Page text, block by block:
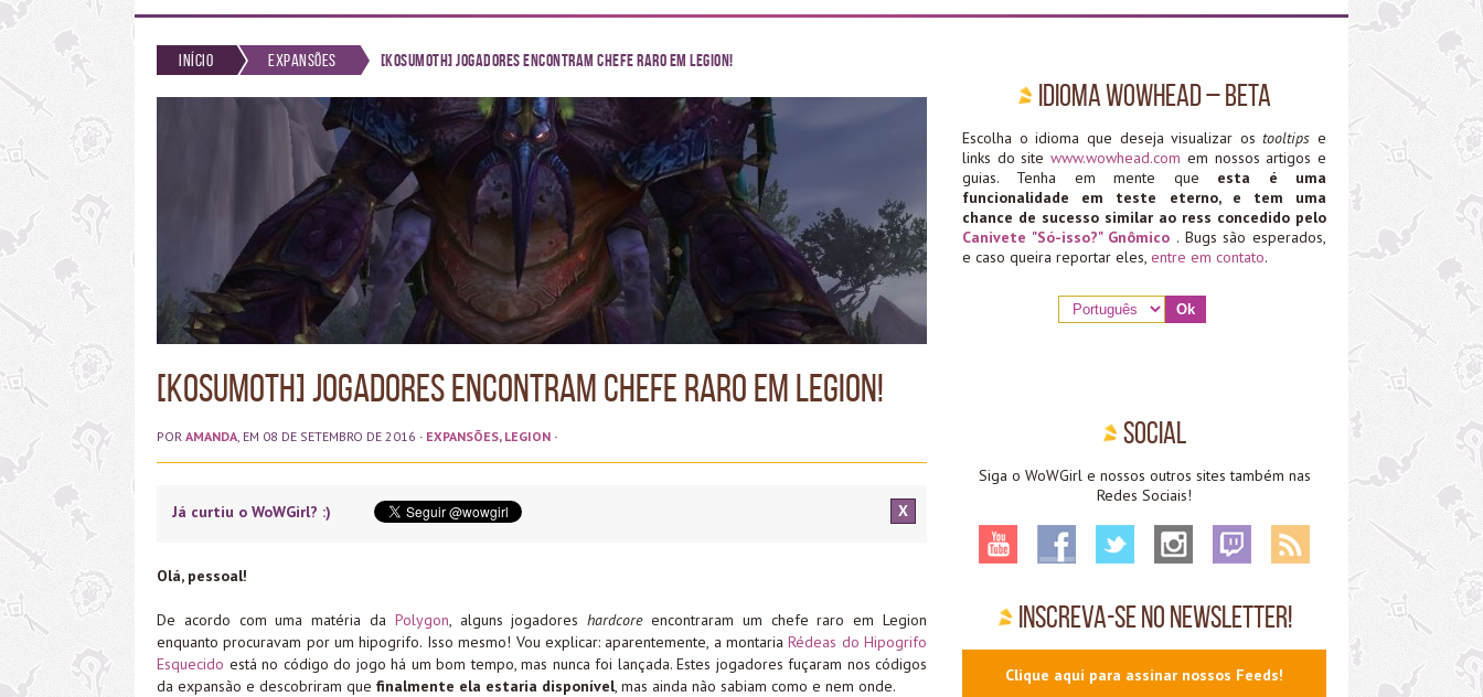
Início Expansões [Kosumoth] Jogadores Encontram Chefe Raro em Legion!
[Kosumoth] Jogadores Encontram Chefe Raro em Legion!
POR AMANDA, EM 08 DE SETEMBRO DE 2016 · EXPANSÕES, LEGION ·
Já curtiu o WoWGirl? :) X
Olá, pessoal!
De acordo com uma matéria da Polygon, alguns jogadoreshardcoreencontraram um chefe raro em Legion
enquanto procuravam por um hipogrifo. Isso mesmo! Vou explicar: aparentemente, a montariaRédeas do Hipogrifo
Esquecido está no código do jogo há um bom tempo, mas nunca foi lançada. Estes jogadores fuçaram nos códigos
da expansão e descobriram que finalmente ela estaria disponível, mas ainda não sabiam como e nem onde.
Idioma WoWHead – Beta
Escolha o idioma que deseja visualizar ostooltips e
links do sitewww.wowhead.com em nossos artigos e
guias. Tenha em mente que esta é uma
funcionalidade em teste eterno, e tem uma
chance de sucesso similar ao ress concedido pelo
Canivete "Só-isso?" Gnômico . Bugs são esperados,
e caso queira reportar eles, entre em contato.
Social
Siga o WoWGirl e nossos outros sites também nas
Redes Sociais!
Inscreva-se no Newsletter!
Clique aqui para assinar nossos Feeds!